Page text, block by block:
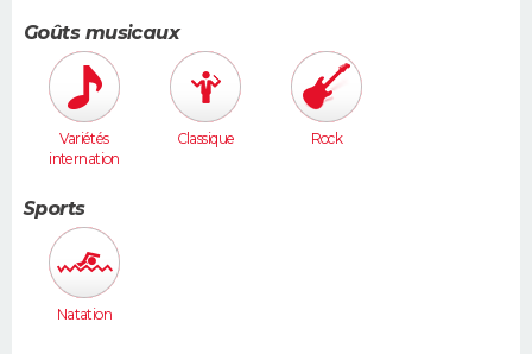
Goûts musicaux
Variétés
internation
Classique Rock
Sports
Natation